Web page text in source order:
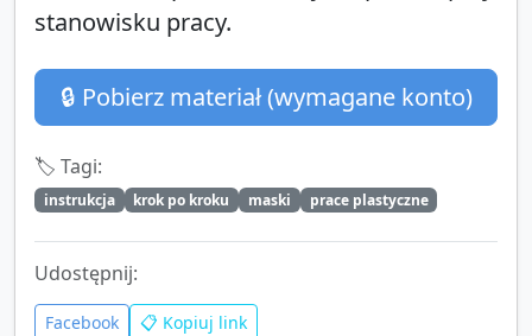
stanowisku pracy.
🔒 Pobierz materiał (wymagane konto)
🏷️ Tagi:
instrukcja krok po kroku maski prace plastyczne
Udostępnij:
Facebook 📋 Kopiuj link